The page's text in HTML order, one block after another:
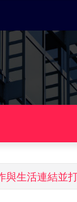
與生活連結並